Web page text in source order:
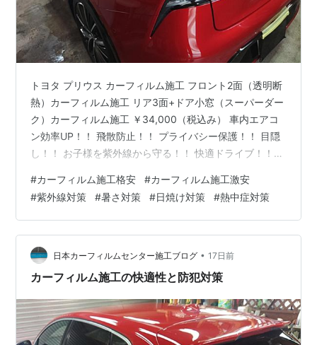
トヨタ プリウス カーフィルム施工 フロント2面（透明断
熱）カーフィルム施工 リア3面+ドア小窓（スーパーダー
ク）カーフィルム施工 ￥34,000（税込み） 車内エアコ
ン効率UP！！ 飛散防止！！ プライバシー保護！！ 目隠
し！！ お子様を紫外線から守る！！ 快適ドライブ！！
対策 暑さ対策 燃費向上 断熱 商用車 軽自動車 軽貨物 配
送車 洗車 メンテナンス ガラスコーティング ドレスアッ
プ 軽貨物の目隠し・防犯対策 軽自動車 リア5面 カーフィ
ルム施工 激安 ￥15,000(税込) ＊ドア三角ある場合+
￥2,000 お子様を暑さ・日…
#カーフィルム施工格安 #カーフィルム施工激安
#紫外線対策 #暑さ対策 #日焼け対策 #熱中症対策
日本カーフィルムセンター施工ブログ • 17日前
カーフィルム施工の快適性と防犯対策